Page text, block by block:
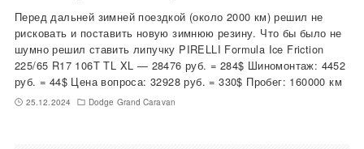
Перед дальней зимней поездкой (около 2000 км) решил не
рисковать и поставить новую зимнюю резину. Что бы было не
шумно решил ставить липучку PIRELLI Formula Ice Friction
225/65 R17 106T TL XL — 28476 руб. = 284$ Шиномонтаж: 4452
руб. = 44$ Цена вопроса: 32928 руб. = 330$ Пробег: 160000 км
25.12.2024 Dodge Grand Caravan